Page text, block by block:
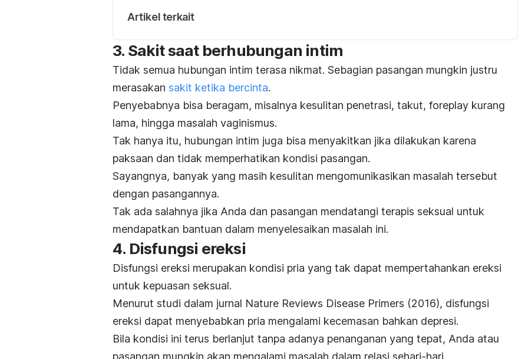
Artikel terkait
3. Sakit saat berhubungan intim
Tidak semua hubungan intim terasa nikmat. Sebagian pasangan mungkin justru
merasakan sakit ketika bercinta.
Penyebabnya bisa beragam, misalnya kesulitan penetrasi, takut, foreplay kurang
lama, hingga masalah vaginismus.
Tak hanya itu, hubungan intim juga bisa menyakitkan jika dilakukan karena
paksaan dan tidak memperhatikan kondisi pasangan.
Sayangnya, banyak yang masih kesulitan mengomunikasikan masalah tersebut
dengan pasangannya.
Tak ada salahnya jika Anda dan pasangan mendatangi terapis seksual untuk
mendapatkan bantuan dalam menyelesaikan masalah ini.
4. Disfungsi ereksi
Disfungsi ereksi merupakan kondisi pria yang tak dapat mempertahankan ereksi
untuk kepuasan seksual.
Menurut studi dalam jurnal Nature Reviews Disease Primers (2016), disfungsi
ereksi dapat menyebabkan pria mengalami kecemasan bahkan depresi.
Bila kondisi ini terus berlanjut tanpa adanya penanganan yang tepat, Anda atau
pasangan mungkin akan mengalami masalah dalam relasi sehari-hari.